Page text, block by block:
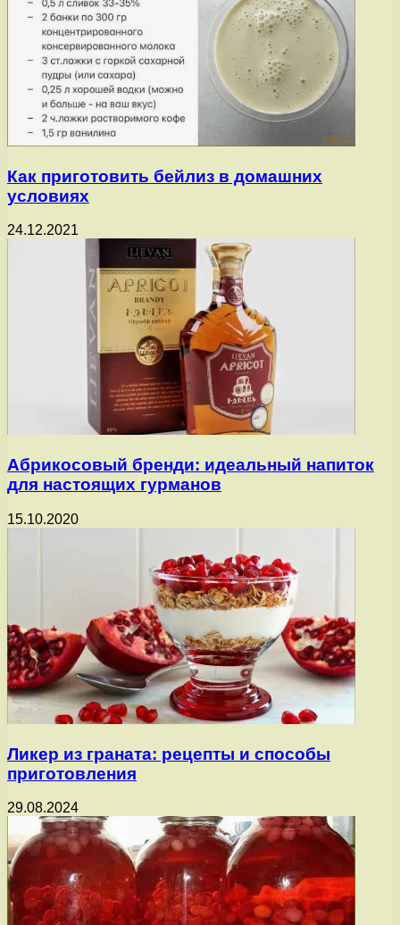
Как приготовить бейлиз в домашних
условиях
24.12.2021
Абрикосовый бренди: идеальный напиток
для настоящих гурманов
15.10.2020
Ликер из граната: рецепты и способы
приготовления
29.08.2024